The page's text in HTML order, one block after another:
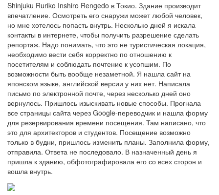
Shinjuku Ruriko Inshiro Rengedo в Токио. Здание производит
впечатление. Осмотреть его снаружи может любой человек,
но мне хотелось попасть внутрь. Несколько дней я искала
контакты в интернете, чтобы получить разрешение сделать
репортаж. Надо понимать, что это не туристическая локация,
необходимо вести себя корректно по отношению к
посетителям и соблюдать почтение к усопшим. По
возможности быть вообще незаметной. Я нашла сайт на
японском языке, английской версии у них нет. Написала
письмо по электронной почте, через несколько дней оно
вернулось. Пришлось изыскивать новые способы. Прогнала
все страницы сайта через Google-переводчик и нашла форму
для резервирования времени посещения. Там написано, что
это для архитекторов и студентов. Посещение возможно
только в будни, пришлось изменить планы. Заполнила форму,
отправила. Ответа не последовало. В назначенный день я
пришла к зданию, обфотографировала его со всех сторон и
вошла внутрь.